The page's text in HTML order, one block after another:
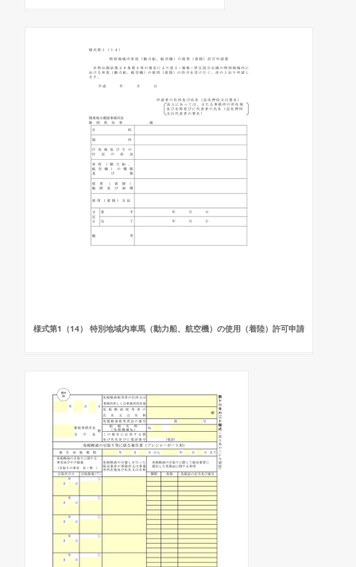
様式第1（14） 特別地域内車馬（動力船、航空機）の使用（着陸）許可申請